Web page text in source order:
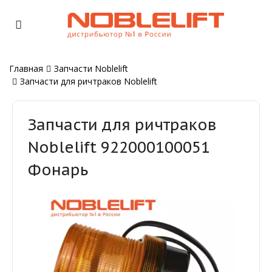
Главная
Запчасти Noblelift
Запчасти для ричтраков Noblelift
Запчасти для ричтраков
Noblelift 922000100051
Фонарь